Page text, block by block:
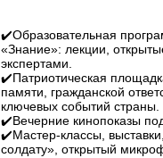
✔️Образовательная
«Знание»: лекции,
экспертами.
✔️Патриотическая
памяти, гражданской
ключевых событий страны.
✔️Вечерние кинопоказы
✔️Мастер-классы,
солдату», открытый